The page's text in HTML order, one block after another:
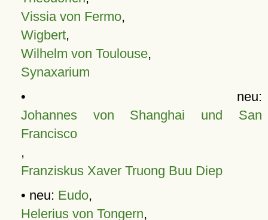
Vissia von Fermo,
Wigbert,
Wilhelm von Toulouse,
Synaxarium
• neu:
Johannes von Shanghai und San
Francisco
,
Franziskus Xaver Truong Buu Diep
• neu: Eudo,
Helerius von Tongern,